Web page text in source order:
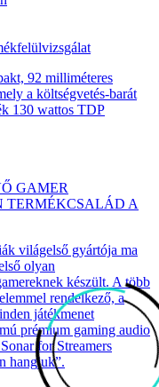
92 milliméteres
a költségvetés-barát
130 wattos TDP
GAMER
TERMÉKCSALÁD A
világelső gyártója ma
olyan
készült. A több
rendelkező, a
játékmenet
prémium gaming audio
for Streamers
hangjuk”.